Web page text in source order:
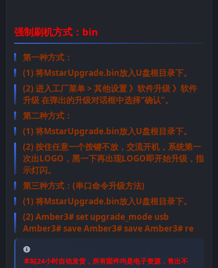
强制刷机方式：bin
第一种方式：
(1) 将MstarUpgrade.bin放入U盘根目录下。
(2) 进入工厂菜单 > 其他设置 》软件升级 》软件
升级 在弹出的升级对话框中选择“确认”。
第二种方式：
(1) 将MstarUpgrade.bin放入U盘根目录下。
(2) 按住任意一个按键不放，交流开机，系统第一
次出LOGO，黑一下再出现LOGO即开始升级，指
示灯闪。
第三种方式：(串口命令升级方法)
(1) 将MstarUpgrade.bin放入U盘根目录下。
(2) Amber3# set upgrade_mode usb
Amber3# save Amber3# save Amber3# re
本站24小时自动发货，所有固件均是电子资源，售出不